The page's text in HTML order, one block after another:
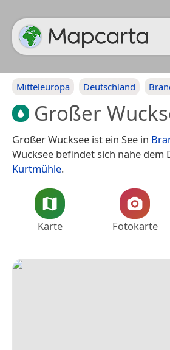
Mitteleuropa Deutschland
Großer
Großer Wucksee ist ein See in
Wucksee befindet sich nahe dem
Kurtmühle.
Karte Fotokarte